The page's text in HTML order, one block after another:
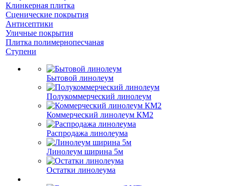
Клинкерная плитка
Сценические покрытия
Антисептики
Уличные покрытия
Плитка полимернопесчаная
Ступени
Бытовой линолеум
Полукоммерческий линолеум
Коммерческий линолеум КМ2
Распродажа линолеума
Линолеум ширина 5м
Остатки линолеума